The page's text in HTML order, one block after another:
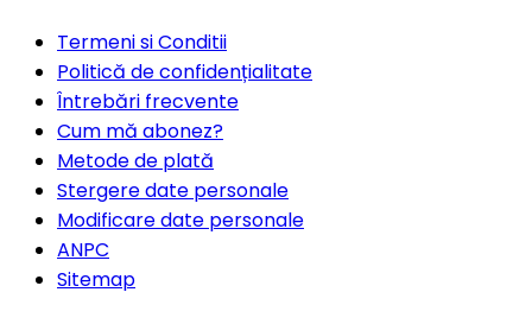
Termeni si Conditii
Politică de confidențialitate
Întrebări frecvente
Cum mă abonez?
Metode de plată
Stergere date personale
Modificare date personale
ANPC
Sitemap